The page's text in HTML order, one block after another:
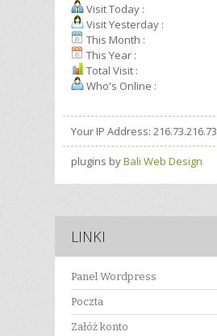
Visit Today :
Visit Yesterday :
This Month :
This Year :
Total Visit :
Who's Online :
Your IP Address: 216.73.216.73
plugins byBali Web Design
LINKI
Panel Wordpress
Poczta
Załóż konto